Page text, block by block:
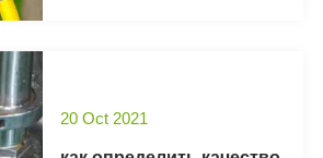
20 Oct 2021